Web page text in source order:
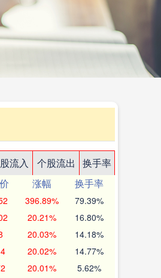
流入 个股流出
换手率
涨幅
换手率
396.89% 79.39%
20.21% 16.80%
20.03% 14.18%
20.02% 14.77%
20.01% 5.62%